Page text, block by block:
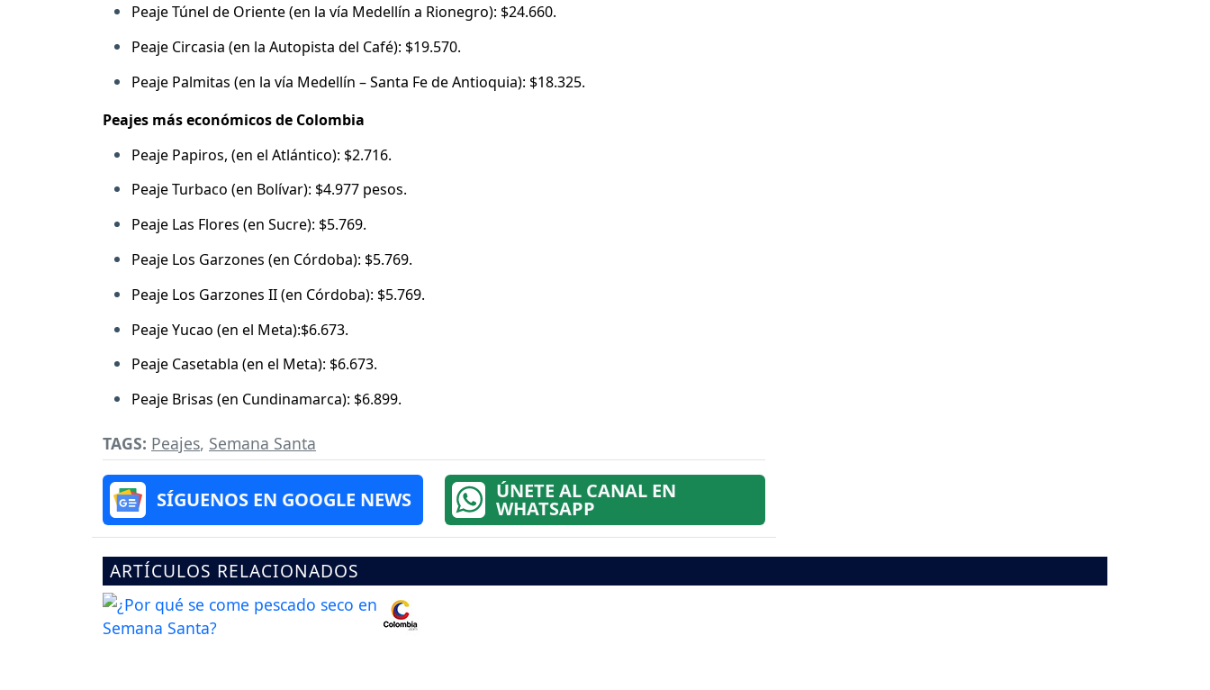
Peaje Túnel de Oriente (en la vía Medellín a Rionegro): $24.660.
Peaje Circasia (en la Autopista del Café): $19.570.
Peaje Palmitas (en la vía Medellín – Santa Fe de Antioquia): $18.325.
Peajes más económicos de Colombia
Peaje Papiros, (en el Atlántico): $2.716.
Peaje Turbaco (en Bolívar): $4.977 pesos.
Peaje Las Flores (en Sucre): $5.769.
Peaje Los Garzones (en Córdoba): $5.769.
Peaje Los Garzones II (en Córdoba): $5.769.
Peaje Yucao (en el Meta):$6.673.
Peaje Casetabla (en el Meta): $6.673.
Peaje Brisas (en Cundinamarca): $6.899.
TAGS: Peajes, Semana Santa
SÍGUENOS EN GOOGLE NEWS ÚNETE AL CANAL EN
WHATSAPP
ARTÍCULOS RELACIONADOS